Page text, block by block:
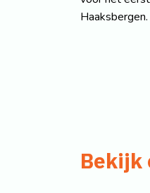
Haaksbergen.
Bekijk